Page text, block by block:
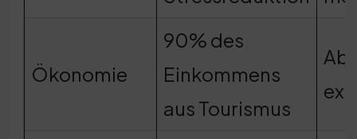
Ökonomie
90% des
Einkommens
aus Tourismus